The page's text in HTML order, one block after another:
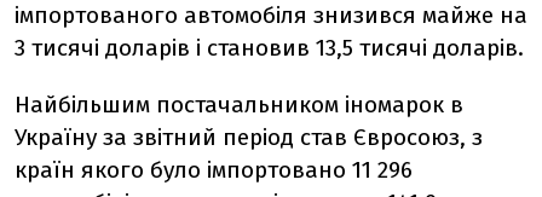
імпортованого автомобіля знизився майже на
3 тисячі доларів і становив 13,5 тисячі доларів.
Найбільшим постачальником іномарок в
Україну за звітний період став Євросоюз, з
країн якого було імпортовано 11 296